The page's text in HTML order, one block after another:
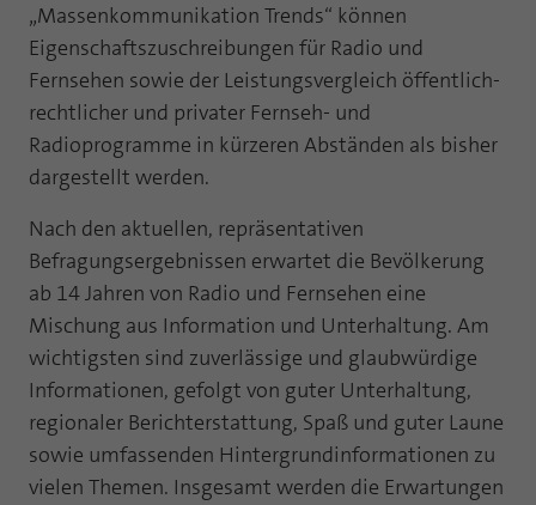
„Massenkommunikation Trends“ können
Eigenschaftszuschreibungen für Radio und
Fernsehen sowie der Leistungsvergleich öffentlich-
rechtlicher und privater Fernseh- und
Radioprogramme in kürzeren Abständen als bisher
dargestellt werden.
Nach den aktuellen, repräsentativen
Befragungsergebnissen erwartet die Bevölkerung
ab 14 Jahren von Radio und Fernsehen eine
Mischung aus Information und Unterhaltung. Am
wichtigsten sind zuverlässige und glaubwürdige
Informationen, gefolgt von guter Unterhaltung,
regionaler Berichterstattung, Spaß und guter Laune
sowie umfassenden Hintergrundinformationen zu
vielen Themen. Insgesamt werden die Erwartungen
Anbieter php
Laufzeit
Zweck PHPs Standard Sitzungs Identifikation
Zweck
erweiterten Script- und Ereignisbehandlung
Name atuserid
Anbieter AT INTERNET
Zweck
Cookie von AT INTERNET zur Steuerung der
erweiterten Script- und Ereignisbehandlung